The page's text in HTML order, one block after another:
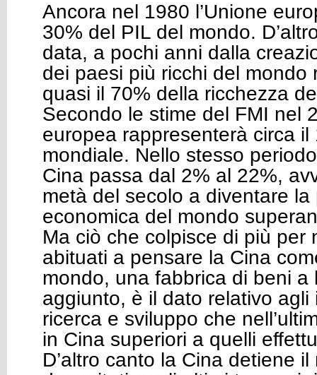
Ancora nel 1980 l’Unione
30% del PIL del mondo.
data, a pochi anni dalla
dei paesi più ricchi del mondo
quasi il 70% della ricchezza
Secondo le stime del FMI nel
europea rappresenterà circa il
mondiale. Nello stesso
Cina passa dal 2% al 22%,
metà del secolo a diventare
economica del mondo
Ma ciò che colpisce di più per
abituati a pensare la Cina
mondo, una fabbrica di beni a
aggiunto, è il dato relativo agli
ricerca e sviluppo che
in Cina superiori a quelli
D’altro canto la Cina detiene